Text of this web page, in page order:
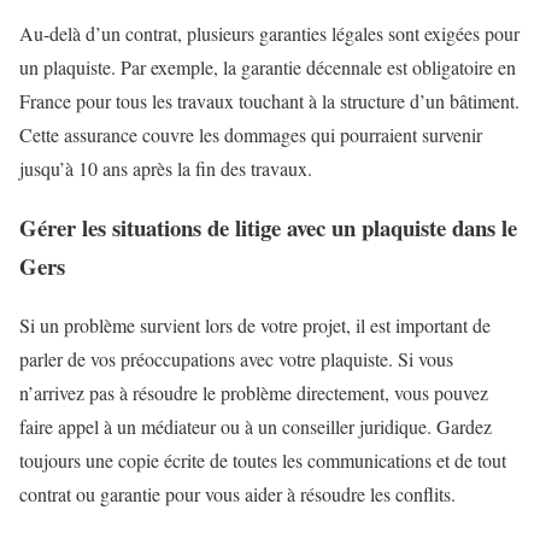
Au-delà d’un contrat, plusieurs garanties légales sont exigées pour
un plaquiste. Par exemple, la garantie décennale est obligatoire en
France pour tous les travaux touchant à la structure d’un bâtiment.
Cette assurance couvre les dommages qui pourraient survenir
jusqu’à 10 ans après la fin des travaux.
Gérer les situations de litige avec un plaquiste dans le
Gers
Si un problème survient lors de votre projet, il est important de
parler de vos préoccupations avec votre plaquiste. Si vous
n’arrivez pas à résoudre le problème directement, vous pouvez
faire appel à un médiateur ou à un conseiller juridique. Gardez
toujours une copie écrite de toutes les communications et de tout
contrat ou garantie pour vous aider à résoudre les conflits.